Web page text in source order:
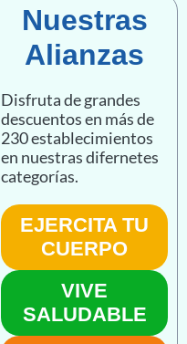
Nuestras
Alianzas
Disfruta de grandes
descuentos en más de
230 establecimientos
en nuestras difernetes
categorías.
EJERCITA TU
CUERPO
VIVE
SALUDABLE